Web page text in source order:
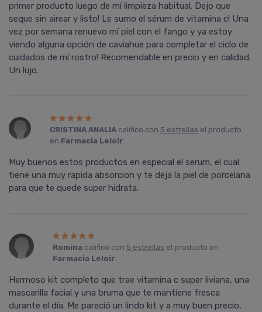
primer producto luego de mí limpieza habitual. Dejo que
seque sin airear y listo! Le sumo el sérum de vitamina c! Una
vez por semana renuevo mí piel con el fango y ya estoy
viendo alguna opción de caviahue para completar el ciclo de
cuidados de mí rostro! Recomendable en precio y en calidad.
Un lujo.
CRISTINA ANALIAcalificó con 5 estrellas el producto
en Farmacia Leloir.
Muy buenos estos productos en especial el serum, el cual
tiene una muy rapida absorcion y te deja la piel de porcelana
para que te quede super hidrata.
Romina calificó con 5 estrellas el producto en
Farmacia Leloir.
Hermoso kit completo que trae vitamina c super liviana, una
mascarilla facial y una bruma que te mantiene fresca
durante el dí­a. Me pareció un lindo kit y a muy buen precio,